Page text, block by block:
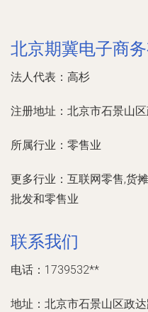
北京期冀电子商
法人代表： 高杉
注册地址： 北京市石景山
所属行业： 零售业
更多行业： 互联网零售,货
批发和零售业
联系我们
电话：1739532**
地址：北京市石景山区政